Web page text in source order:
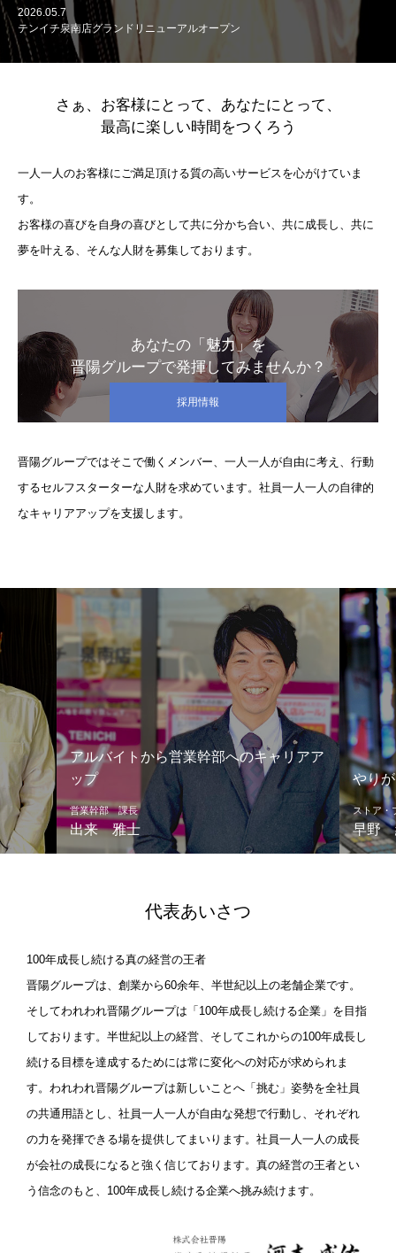
2026.05.7
テンイチ泉南店グランドリニューアルオープン
2026.01.6
営業研修合宿を行いました。
2025.10.14
清掃活動を行いました
2025.09.2
清掃活動を行いました
2025.08.12
テンイチ西成本店は62周年を迎えました
さぁ、お客様にとって、あなたにとって、
最高に楽しい時間をつくろう
一人一人のお客様にご満足頂ける質の高いサービスを心がけていま
す。
お客様の喜びを自身の喜びとして共に分かち合い、共に成長し、共に
夢を叶える、そんな人財を募集しております。
あなたの「魅力」を
晋陽グループで発揮してみませんか？
採用情報
晋陽グループではそこで働くメンバー、一人一人が自由に考え、行動
するセルフスターターな人財を求めています。社員一人一人の自律的
なキャリアアップを支援します。
アア
やりがいを発揮できる職場だからこそ
ストア・プロリーダー
早野 綾
お客
ストア・
岸田
代表あいさつ
100年成長し続ける真の経営の王者
晋陽グループは、創業から60余年、半世紀以上の老舗企業です。
そしてわれわれ晋陽グループは「100年成長し続ける企業」を目指
しております。半世紀以上の経営、そしてこれからの100年成長し
続ける目標を達成するためには常に変化への対応が求められま
す。われわれ晋陽グループは新しいことへ「挑む」姿勢を全社員
の共通用語とし、社員一人一人が自由な発想で行動し、それぞれ
の力を発揮できる場を提供してまいります。社員一人一人の成長
が会社の成長になると強く信じております。真の経営の王者とい
う信念のもと、100年成長し続ける企業へ挑み続けます。